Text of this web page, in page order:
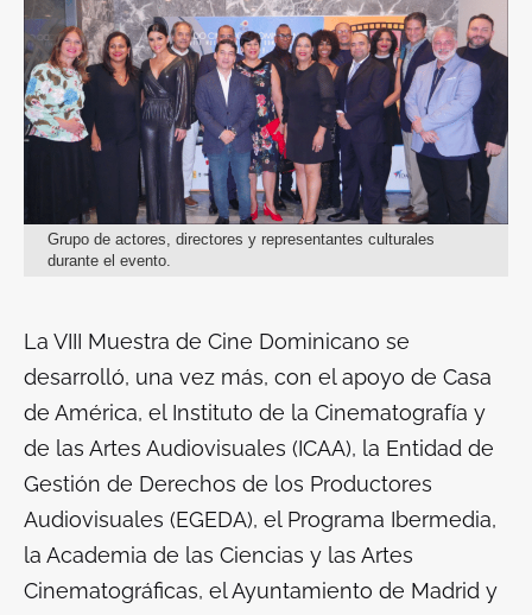
Grupo de actores, directores y representantes culturales
durante el evento.
La VIII Muestra de Cine Dominicano se
desarrolló, una vez más, con el apoyo de Casa
de América, el Instituto de la Cinematografía y
de las Artes Audiovisuales (ICAA), la Entidad de
Gestión de Derechos de los Productores
Audiovisuales (EGEDA), el Programa Ibermedia,
la Academia de las Ciencias y las Artes
Cinematográficas, el Ayuntamiento de Madrid y